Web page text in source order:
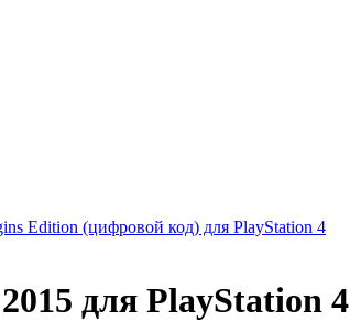
Edition (цифровой код) для PlayStation 4
для PlayStation 4